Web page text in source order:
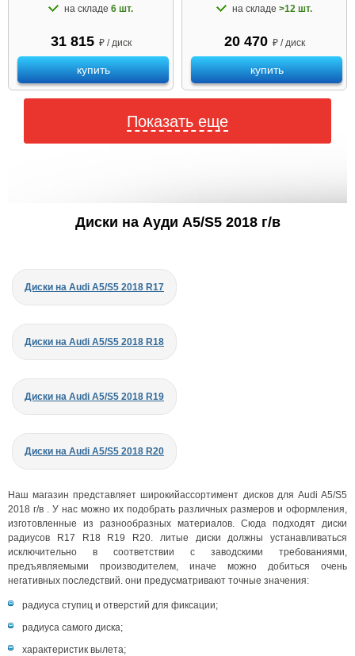
на складе 6 шт.
31 815 ₽ / диск
купить
на складе >12 шт.
20 470 ₽ / диск
купить
Показать еще
Диски на Ауди A5/S5 2018 г/в
Диски на Audi A5/S5 2018 R17
Диски на Audi A5/S5 2018 R18
Диски на Audi A5/S5 2018 R19
Диски на Audi A5/S5 2018 R20
Наш магазин представляет широкийассортимент дисков для Audi A5/S5
2018 г/в . У нас можно их подобрать различных размеров и оформления,
изготовленные из разнообразных материалов. Сюда подходят диски
радиусов R17 R18 R19 R20. литые диски должны устанавливаться
исключительно в соответствии с заводскими требованиями,
предъявляемыми производителем, иначе можно добиться очень
негативных последствий. они предусматривают точные значения:
радиуса ступиц и отверстий для фиксации;
радиуса самого диска;
характеристик вылета;